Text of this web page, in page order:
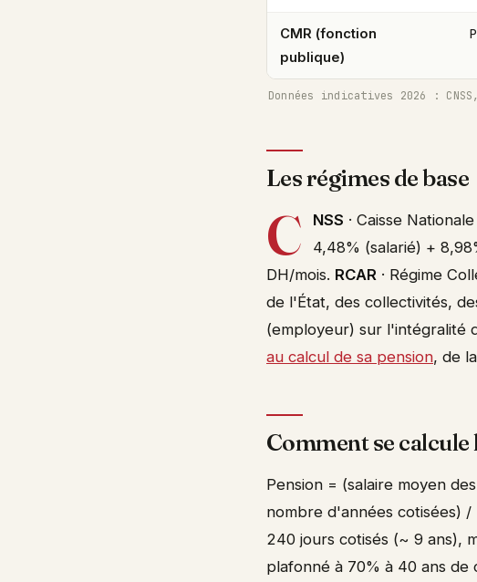
CMR (fonction
publique)
Données indicatives 2026 :
Les régimes de base
C NSS · Caisse
4,48% (salarié) +
DH/mois. RCAR · Régime
de l'État, des collectivités,
(employeur) sur l'intégralité
au calcul de sa pension, de
Comment se calcule
Pension = (salaire moyen
nombre d'années cotisées)
240 jours cotisés (~ 9 ans),
plafonné à 70% à 40 ans de